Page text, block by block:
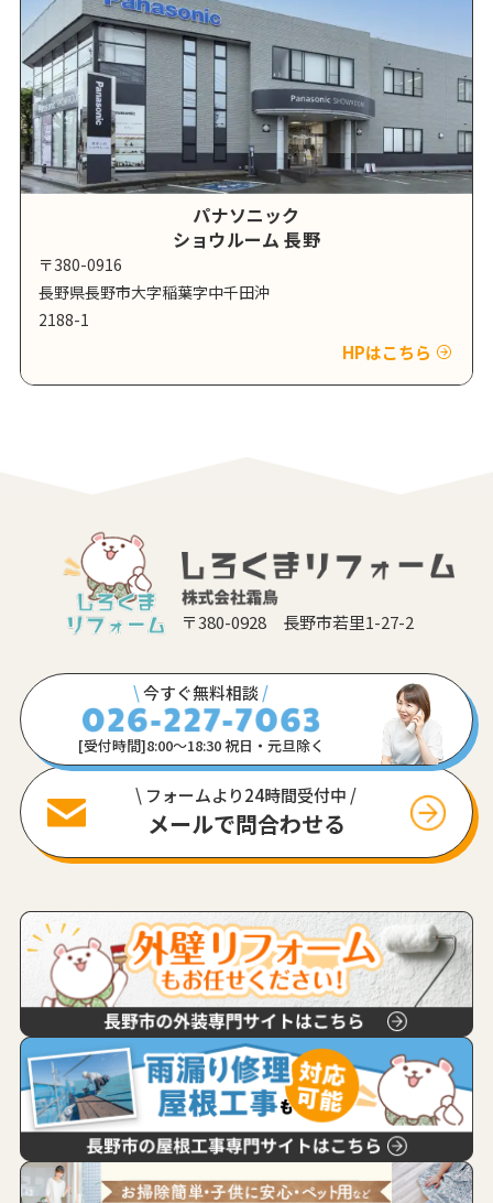
パナソニック
ショウルーム 長野
〒380-0916
長野県長野市大字稲葉字中千田沖
2188-1
HPはこちら
〒380-0928 長野市若里1-27-2
\今すぐ無料相談 /
[受付時間]8:00〜18:30 祝日・元旦除く
\ フォームより24時間受付中 /
メールで問合わせる